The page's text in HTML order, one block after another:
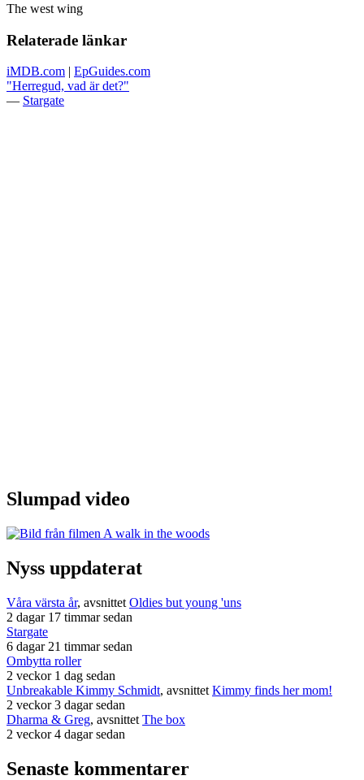
The west wing
Relaterade länkar
iMDB.com | EpGuides.com
"Herregud, vad är det?"
— Stargate
Slumpad video
Nyss uppdaterat
Våra värsta år, avsnittet Oldies but young 'uns
2 dagar 17 timmar sedan
Stargate
6 dagar 21 timmar sedan
Ombytta roller
2 veckor 1 dag sedan
Unbreakable Kimmy Schmidt, avsnittet Kimmy finds her mom!
2 veckor 3 dagar sedan
Dharma & Greg, avsnittet The box
2 veckor 4 dagar sedan
Senaste kommentarer